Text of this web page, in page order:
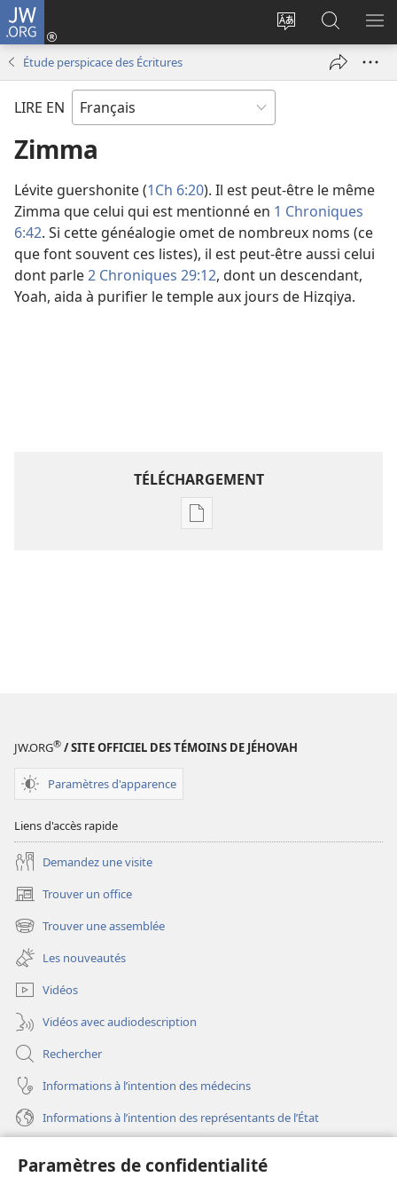
Paramètres de confidentialité
JW.ORG
Changer
langue
Se
connecter
nouvelle
sur
JW.ORG
Étude perspicace des Écritures
LIRE EN
Zimma
Lévite guershonite (1Ch 6:20). Il est peut-être le même
Zimma que celui qui est mentionné en 1 Chroniques
6:42. Si cette généalogie omet de nombreux noms (ce
que font souvent ces listes), il est peut-être aussi celui
dont parle2 Chroniques 29:12, dont un descendant,
Yoah, aida à purifier le temple aux jours de Hizqiya.
TÉLÉCHARGEMENT
Options
JW.ORG® / SITE OFFICIEL DES TÉMOINS DE JÉHOVAH
Paramètres d'apparence
Liens d'accès rapide
Demandez une visite
Trouver un office
(ouvre
une
nouvelle
fenêtre)
Trouver une assemblée
(ouvre
une
nouvelle
fenêtre)
Les nouveautés
Vidéos
Vidéos avec audiodescription
Rechercher
Informations à l’intention des médecins
Informations à l’intention des représentants de l’État